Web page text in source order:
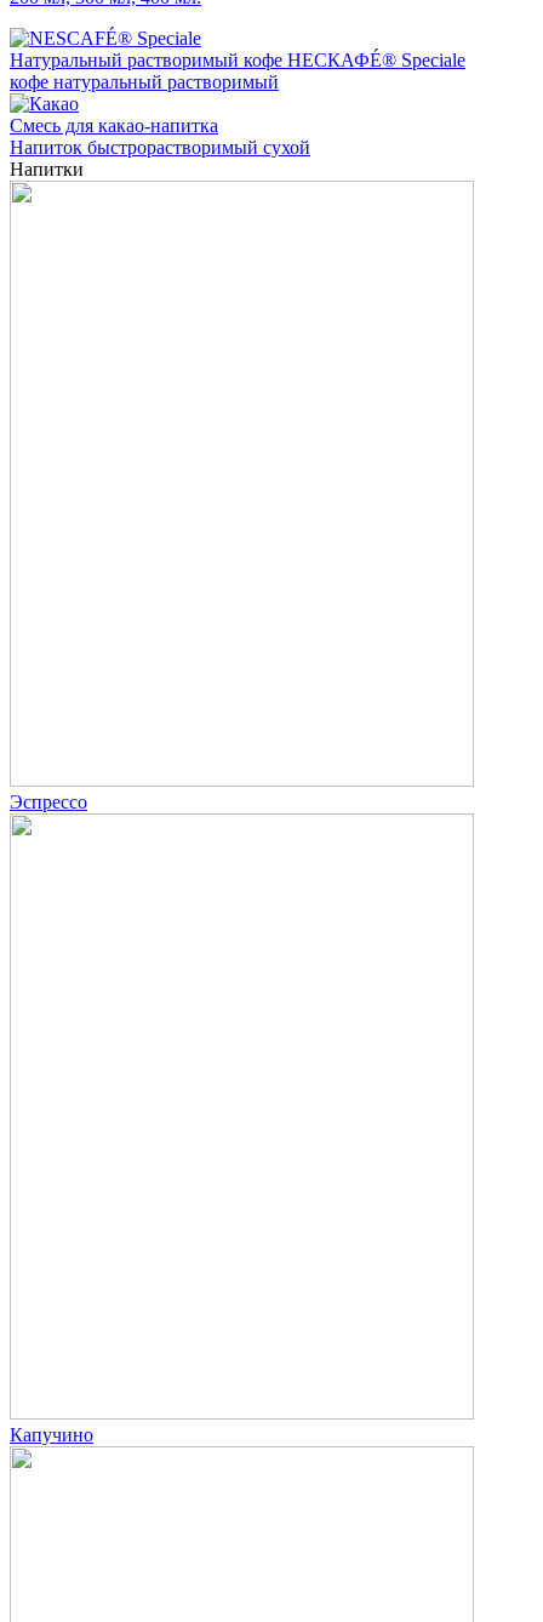
Натуральный растворимый кофе НЕСКАФÉ® Speciale
кофе натуральный растворимый
Смесь для какао-напитка
Напиток быстрорастворимый сухой
Напитки
Эспрессо
Капучино